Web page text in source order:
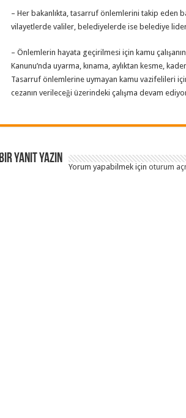
– Her bakanlıkta, tasarruf önlemlerini takip eden
vilayetlerde valiler, belediyelerde ise belediye
– Önlemlerin hayata geçirilmesi için kamu
Kanunu’nda uyarma, kınama, aylıktan kesme,
Tasarruf önlemlerine uymayan kamu vazifelileri
cezanın verileceği üzerindeki çalışma devam
Bir yanıt yazın
Yorum yapabilmek için oturum